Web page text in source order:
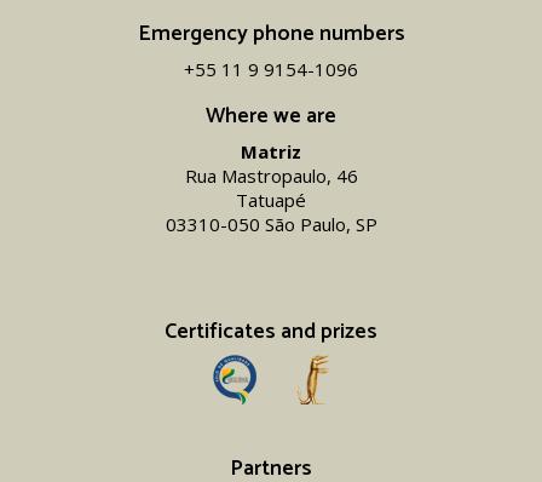
Where we are
Matriz
Rua Mastropaulo, 46
Tatuapé
03310-050 São Paulo, SP
Certificates and prizes
Partners
Emergency phone numbers
+55 11 9 9154-1096‬